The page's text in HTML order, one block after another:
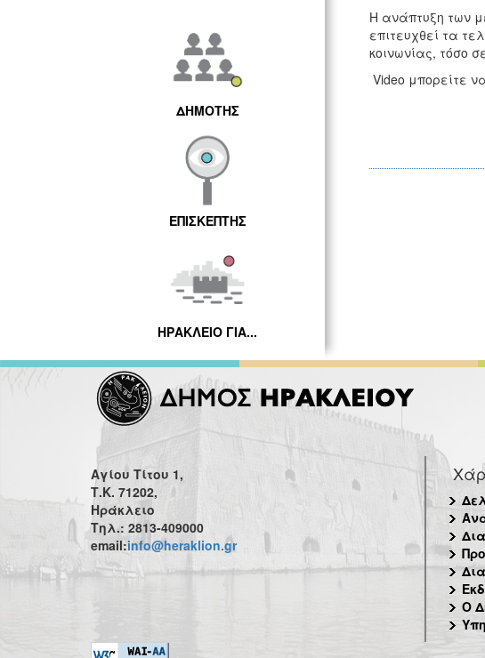
ΔΗΜΟΤΗΣ
ΕΠΙΣΚΕΠΤΗΣ
ΗΡΑΚΛΕΙΟ ΓΙΑ...
Η ανάπτυξη των
επιτευχθεί τα
κοινωνίας, τόσο
Video μπορείτε
Αγίου Τίτου 1,
Τ.Κ. 71202,
Ηράκλειο
Τηλ.: 2813-409000
email:info@heraklion.gr
Ο